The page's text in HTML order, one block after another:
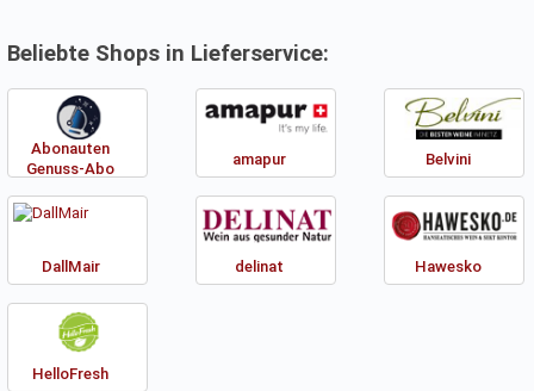
Beliebte Shops in Lieferservice:
Abonauten
Genuss-Abo
amapur Belvini
DallMair delinat Hawesko
HelloFresh